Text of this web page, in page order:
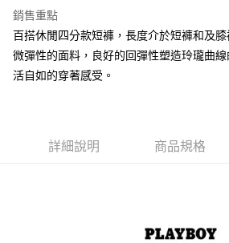
大哥付你分期
相關說明
1.本服務由台灣大哥大提供，台灣大哥大用戶可
2.付款方式選擇「大哥付你分期」，訂單成立後
消。如遇「轉專審核」未通過狀況，表示未達大
帳／街口支付／iPASS MONEY」等通路繳費。
AFTEE先享後付
相關說明
１．簡單：不需註冊會員、不需綁卡、不需儲值。
２．便利：只要手機號碼，簡訊認證，即可結帳。
結帳頁面，進行簡訊認證並確認金額後，即可完
２．訂單成立數日內，您將收到繳費通知簡訊。
運送方式
銷售重點
百搭休閒四分款短褲，長度介於短褲和及
微彈性的面料，良好的回彈性塑造玲瓏曲
活自如的穿著感受。
詳細說明 商品規格